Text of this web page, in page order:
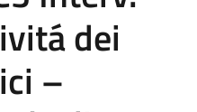
dei
–